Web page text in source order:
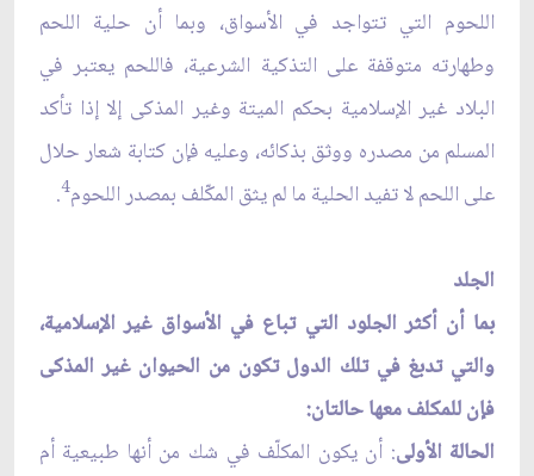
اللحوم التي تتواجد في الأسواق، وبما أن حلية اللحم
وطهارته متوقفة على التذكية الشرعية، فاللحم يعتبر في
البلاد غير الإسلامية بحكم الميتة وغير المذكى إلا إذا تأكد
المسلم من مصدره ووثق بذكائه، وعليه فإن كتابة شعار حلال
على اللحم لا تفيد الحلية ما لم يثق المكّلف بمصدر اللحوم4
.
الجلد
بما أن أكثر الجلود التي تباع في الأسواق غير الإسلامية،
والتي تدبغ في تلك الدول تكون من الحيوان غير المذكى
فإن للمكلف معها حالتان:
الحالة الأولى: أن يكون المكلّف في شك من أنها طبيعية أم